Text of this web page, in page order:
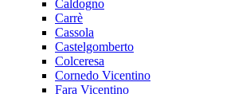
Caldogno
Carrè
Cassola
Castelgomberto
Colceresa
Cornedo Vicentino
Fara Vicentino